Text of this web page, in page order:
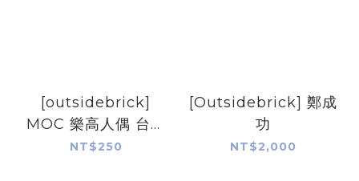
[outsidebrick]
MOC 樂高人偶 台灣
空特
NT$250
[Outsidebrick] 鄭成
功
NT$2,000